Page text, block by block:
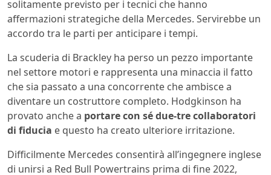
solitamente previsto per i tecnici che hanno
affermazioni strategiche della Mercedes. Servirebbe un
accordo tra le parti per anticipare i tempi.
La scuderia di Brackley ha perso un pezzo importante
nel settore motori e rappresenta una minaccia il fatto
che sia passato a una concorrente che ambisce a
diventare un costruttore completo. Hodgkinson ha
provato anche a portare con sé due-tre collaboratori
di fiducia e questo ha creato ulteriore irritazione.
Difficilmente Mercedes consentirà all’ingegnere inglese
di unirsi a Red Bull Powertrains prima di fine 2022,